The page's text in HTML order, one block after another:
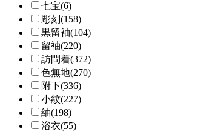
七宝(6)
彫刻(158)
黒留袖(104)
留袖(220)
訪問着(372)
色無地(270)
附下(336)
小紋(227)
紬(198)
浴衣(55)